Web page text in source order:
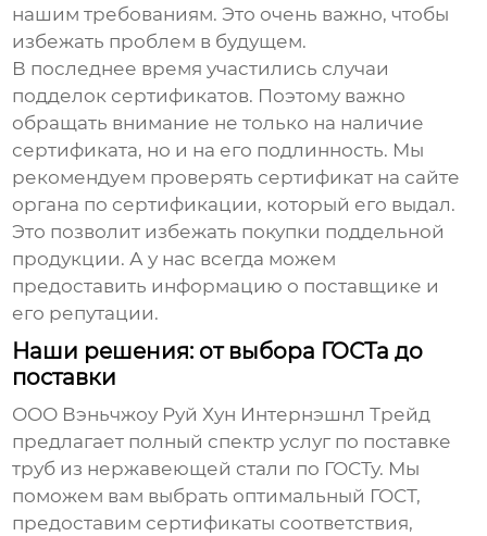
нашим требованиям. Это очень важно, чтобы
избежать проблем в будущем.
В последнее время участились случаи
подделок сертификатов. Поэтому важно
обращать внимание не только на наличие
сертификата, но и на его подлинность. Мы
рекомендуем проверять сертификат на сайте
органа по сертификации, который его выдал.
Это позволит избежать покупки поддельной
продукции. А у нас всегда можем
предоставить информацию о поставщике и
его репутации.
Наши решения: от выбора ГОСТа до
поставки
ООО Вэньчжоу Руй Хун Интернэшнл Трейд
предлагает полный спектр услуг по поставке
труб из нержавеющей стали по ГОСТу. Мы
поможем вам выбрать оптимальный ГОСТ,
предоставим сертификаты соответствия,